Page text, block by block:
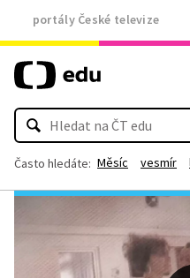
portály České televize
Často hledáte: Měsíc vesmír